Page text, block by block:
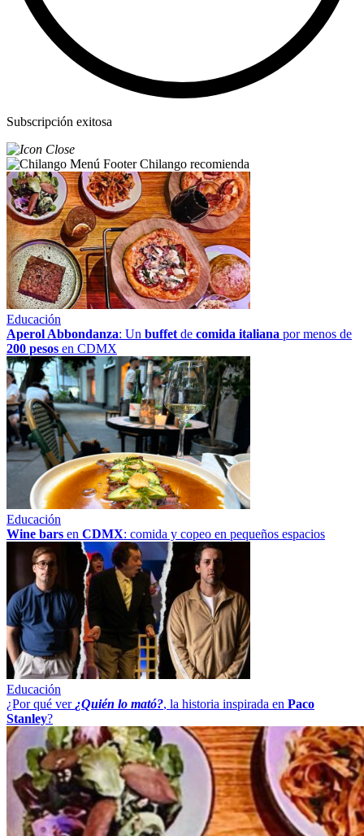
Subscripción exitosa
Chilango recomienda
Educación
Aperol Abbondanza: Un buffet de comida italiana por menos de
200 pesos en CDMX
Educación
Wine bars en CDMX: comida y copeo en pequeños espacios
Educación
¿Por qué ver ¿Quién lo mató?, la historia inspirada en Paco
Stanley?